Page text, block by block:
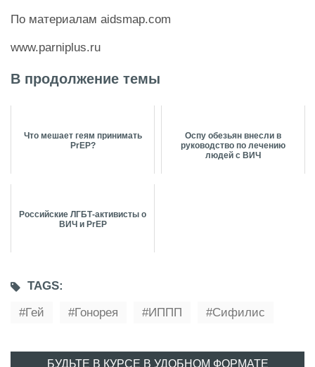
По материалам aidsmap.com
www.parniplus.ru
В продолжение темы
Что мешает геям принимать
PrEP?
Оспу обезьян внесли в
руководство по лечению
людей с ВИЧ
Российские ЛГБТ-активисты о
ВИЧ и PrEP
TAGS:
Гей
Гонорея ИППП Сифилис
БУДЬТЕ В КУРСЕ В УДОБНОМ ФОРМАТЕ